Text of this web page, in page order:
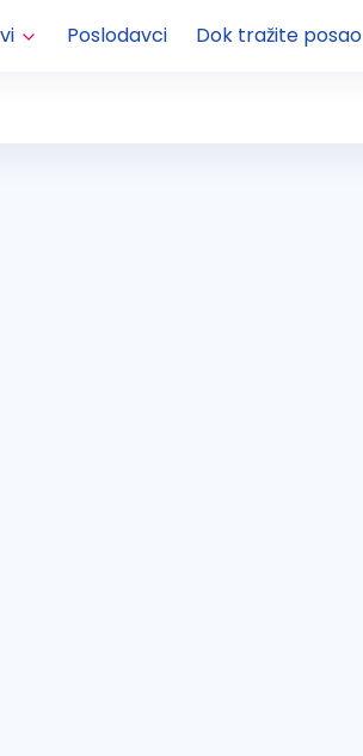
Poslodavci Dok tražite posao